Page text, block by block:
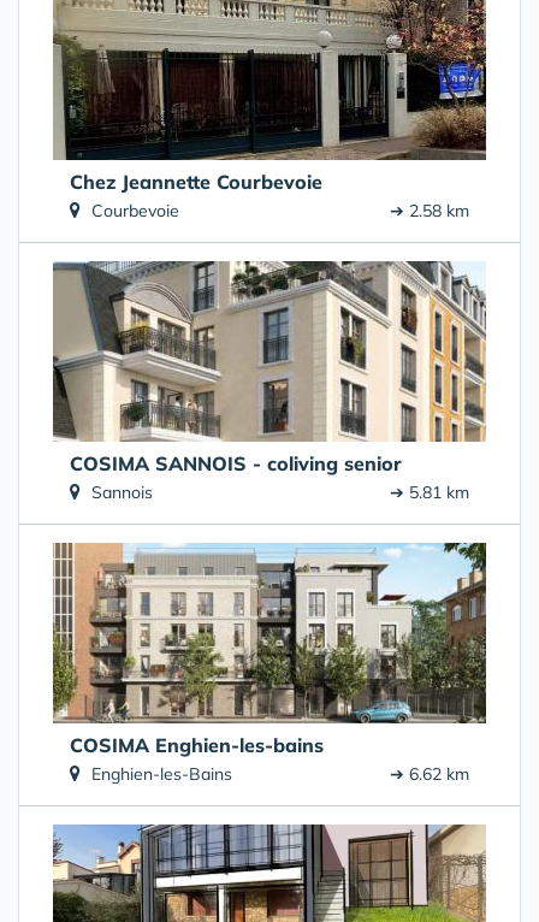
Chez Jeannette Courbevoie
Courbevoie ➔ 2.58 km
COSIMA SANNOIS - coliving senior
Sannois ➔ 5.81 km
COSIMA Enghien-les-bains
Enghien-les-Bains ➔ 6.62 km